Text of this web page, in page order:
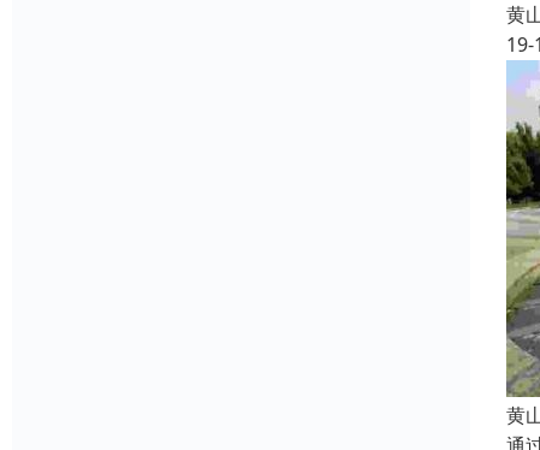
黄
19-
黄